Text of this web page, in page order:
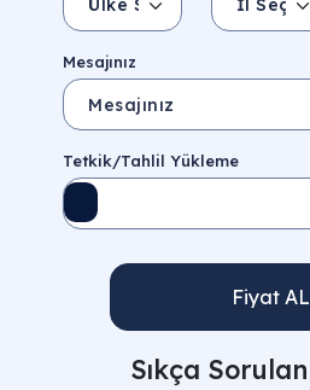
Mesajınız
Tetkik/Tahlil Yükleme
Fiyat AL